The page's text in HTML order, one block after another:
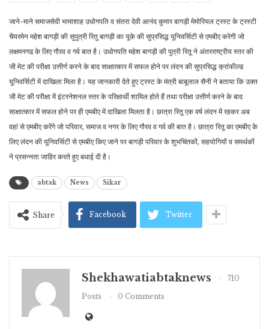
जाने-माने समाजसेवी भामाशाह उधोगपति व संतरा देवी आनंद कुमार बागड़ी मेमोरियल ट्रस्ट के ट्रस्टी
चैयरमेन महेश बागड़ी की सुपुत्री रितु बागड़ी का यूके की सुप्रसिद्ध यूनिवर्सिटी से एमबीए करेगी जो
लक्षमनगढ के लिए गौरव व गर्व बात है। उधोगपति महेश बागड़ी की पुत्री रितू ने अंतरराष्ट्रीय स्तर की
जी मेट की परीक्षा उत्तीर्ण करने के बाद साक्षात्कार में सफल होने पर लंदन की सुप्रसिद्ध क्रांफील्ड
यूनिवर्सिटी में दाखिला मिला है। यह जानकारी देते हुए ट्रस्ट के मंत्री बाबूलाल सैनी ने बताया कि उक्त
जी मेट की परीक्षा में इंटरनेशनल स्तर के परिक्षार्थी शामिल होते हैं तथा परीक्षा उत्तीर्ण करने के बाद
साक्षात्कार में सफल होने पर ही एमबीए में दाखिला मिलता है। छात्रा रितू एक वर्ष लंदन में रहकर अब
वहां से एमबीए करेंगे जो परिवार, समाज व नगर के लिए गौरव व गर्व की बात है। छात्रा रितू का एमबीए के
लिए लंदन की यूनिवर्सिटी से एमबीए किए जाने पर बागड़ी परिवार के शुभचिंतकों, सहयोगियों व समर्थकों
ने प्रसन्नता जाहिर करते हुए बधाई दी है।
abtak News Sikar
Share Facebook Twitter
Shekhawatiabtaknews
710
Posts
0 Comments